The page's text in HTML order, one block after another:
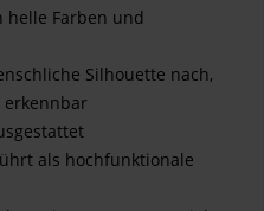
Farben und
Silhouette nach,
als hochfunktionale